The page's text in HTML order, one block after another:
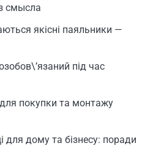
смысла
якісні паяльники —
під час
покупки та монтажу
для дому та бізнесу: поради